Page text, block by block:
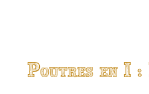
Poutres en I